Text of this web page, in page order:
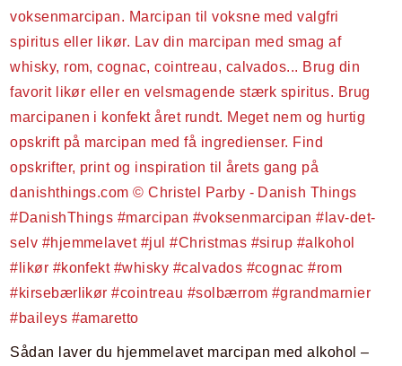
Sådan laver du hjemmelavet marcipan med alkohol –